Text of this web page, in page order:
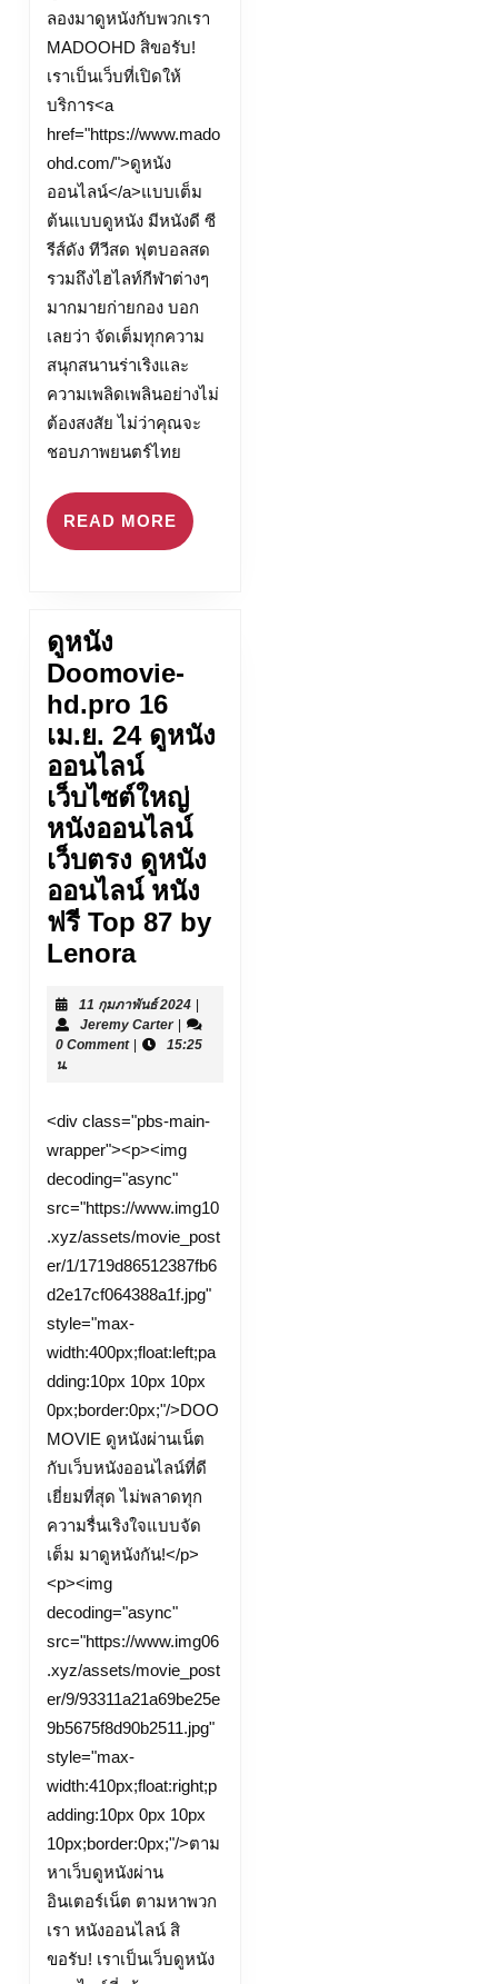
ลองมาดูหนังกับพวกเรา
MADOOHD สิขอรับ!
เราเป็นเว็บที่เปิดให้
บริการ<a
href="https://www.mado
ohd.com/">ดูหนัง
ออนไลน์</a>แบบเต็ม
ต้นแบบดูหนัง มีหนังดี ซี
รีส์ดัง ทีวีสด ฟุตบอลสด
รวมถึงไฮไลท์กีฬาต่างๆ
มากมายก่ายกอง บอก
เลยว่า จัดเต็มทุกความ
สนุกสนานร่าเริงและ
ความเพลิดเพลินอย่างไม่
ต้องสงสัย ไม่ว่าคุณจะ
ชอบภาพยนตร์ไทย
READ MORE READ
MORE
ดูหนัง
Doomovie-
hd.pro 16
เม.ย. 24 ดูหนัง
ออนไลน์
เว็บไซต์ใหญ่
หนังออนไลน์
เว็บตรง ดูหนัง
ออนไลน์ หนัง
ฟรี Top 87 by
Lenoraดู
Doomovie-
hd.pro
เม.ย.
24
ดู
หนัง
ออนไลน์
เว็บไซต์
ใหญ่
ออนไลน์
เว็บ
ตรง
ดู
หนัง
ออนไลน์
หนัง
Top
87
by
Lenora
11 กุมภาพันธ์ 202411
กุมภาพันธ์
2024
|
Jeremy CarterJeremy
Carter
|
0 Comment |
15:25
น.
<div class="pbs-main-
wrapper"><p><img
decoding="async"
src="https://www.img10
.xyz/assets/movie_post
er/1/1719d86512387fb6
d2e17cf064388a1f.jpg"
style="max-
width:400px;float:left;pa
dding:10px 10px 10px
0px;border:0px;"/>DOO
MOVIE ดูหนังผ่านเน็ต
กับเว็บหนังออนไลน์ที่ดี
เยี่ยมที่สุด ไม่พลาดทุก
ความรื่นเริงใจแบบจัด
เต็ม มาดูหนังกัน!</p>
<p><img
decoding="async"
src="https://www.img06
.xyz/assets/movie_post
er/9/93311a21a69be25e
9b5675f8d90b2511.jpg"
style="max-
width:410px;float:right;p
adding:10px 0px 10px
10px;border:0px;"/>ตาม
หาเว็บดูหนังผ่าน
อินเตอร์เน็ต ตามหาพวก
เรา หนังออนไลน์ สิ
ขอรับ! เราเป็นเว็บดูหนัง